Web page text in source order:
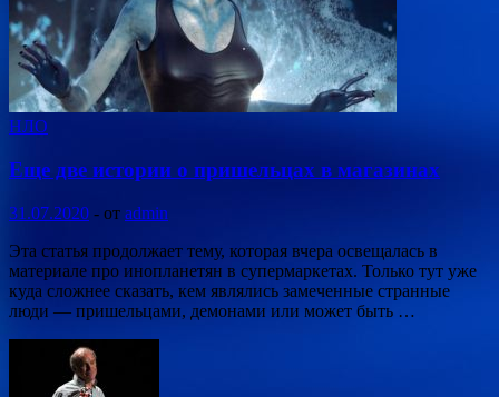
НЛО
Еще две истории о пришельцах в магазинах
31.07.2020 - от admin
Эта статья продолжает тему, которая вчера освещалась в
материале про инопланетян в супермаркетах. Только тут уже
куда сложнее сказать, кем являлись замеченные странные
люди — пришельцами, демонами или может быть …